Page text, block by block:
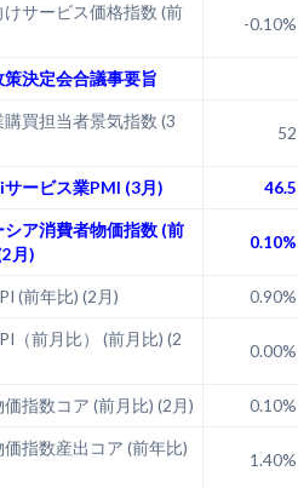
けサービス価格指数 (前
-0.10%
策決定会合議事要旨
購買担当者景気指数 (3
52
ービス業PMI (3月) 46.5
シア消費者物価指数 (前
月)
0.10%
(前年比) (2月) 0.90%
（前月比） (前月比) (2
0.00%
指数コア (前月比) (2月) 0.10%
価指数産出コア (前年比)
1.40%